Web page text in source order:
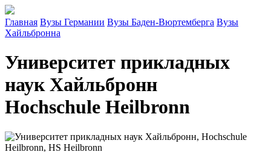
Главная Вузы Германии Вузы Баден-Вюртемберга Вузы
Хайльбронна
Университет прикладных
наук Хайльбронн
Hochschule Heilbronn